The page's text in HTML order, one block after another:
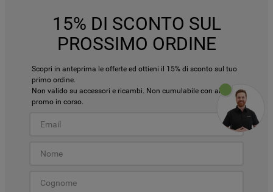
15% DI SCONTO SUL
PROSSIMO ORDINE
Scopri in anteprima le offerte ed ottieni il 15% di sconto sul tuo
primo ordine.
Non valido su accessori e ricambi. Non cumulabile con altre
promo in corso.